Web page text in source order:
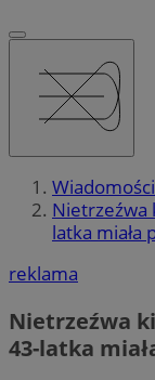
Nietrzeźwa
latka miała
reklama
Nietrzeźwa
43-latka